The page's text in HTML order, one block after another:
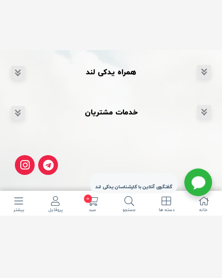
خانه دسته ها جستجو
0
سبد پروفایل بیشتر
همراه یدکی لند
خدمات مشتریان
گفتگوی آنلاین با کارشناسان یدکی لند